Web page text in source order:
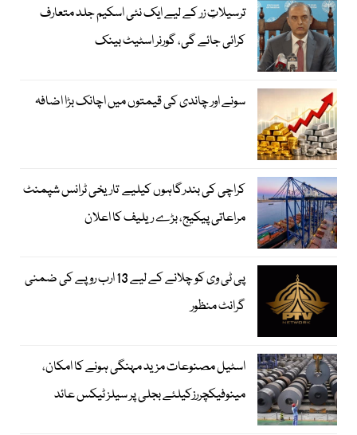
ترسیلاتِ زر کے لیے ایک نئی اسکیم جلد متعارف
کرائی جائے گی، گورنر اسٹیٹ بینک
سونے اور چاندی کی قیمتوں میں اچانک بڑا اضافہ
کراچی کی بندرگاہوں کیلیے تاریخی ٹرانس شپمنٹ
مراعاتی پیکیج، بڑے ریلیف کا اعلان
پی ٹی وی کو چلانے کے لیے 13 ارب روپے کی ضمنی
گرانٹ منظور
اسٹیل مصنوعات مزید مہنگی ہونے کا امکان،
مینوفیکچررزکیلئے بجلی پر سیلز ٹیکس عائد